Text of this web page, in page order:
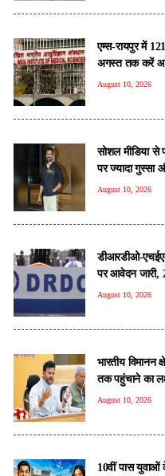
एम्स-रायपुर में
अगस्त तक करें
August 10, 2026
सोशल मीडिया से
पर ज्यादा गुस्सा
August 10, 2026
डीआरडीओ-
पर आवेदन जारी,
August 10, 2026
भारतीय विमानन
तक पहुंचाने का
August 10, 2026
10वीं पास